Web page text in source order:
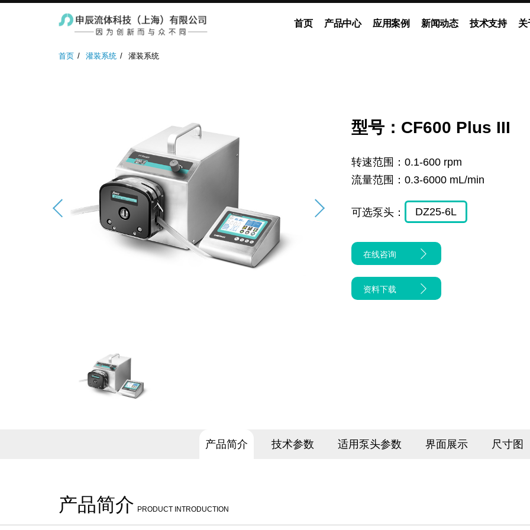
首页 产品中心 应用案例 新闻动态 技术支持 关
首页 灌装系统 灌装系统
型号：CF600 Plus III
转速范围：0.1-600 rpm
流量范围：0.3-6000 mL/min
可选泵头： DZ25-6L
在线咨询
资料下载
产品简介 技术参数 适用泵头参数 界面展示 尺寸图
产品简介 PRODUCT INTRODUCTION